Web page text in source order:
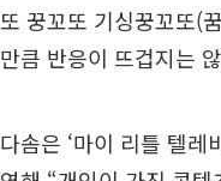
또 꿍꼬또 기싱꿍꼬또(
만큼 반응이 뜨겁지는
다솜은 ‘마이 리틀 텔레